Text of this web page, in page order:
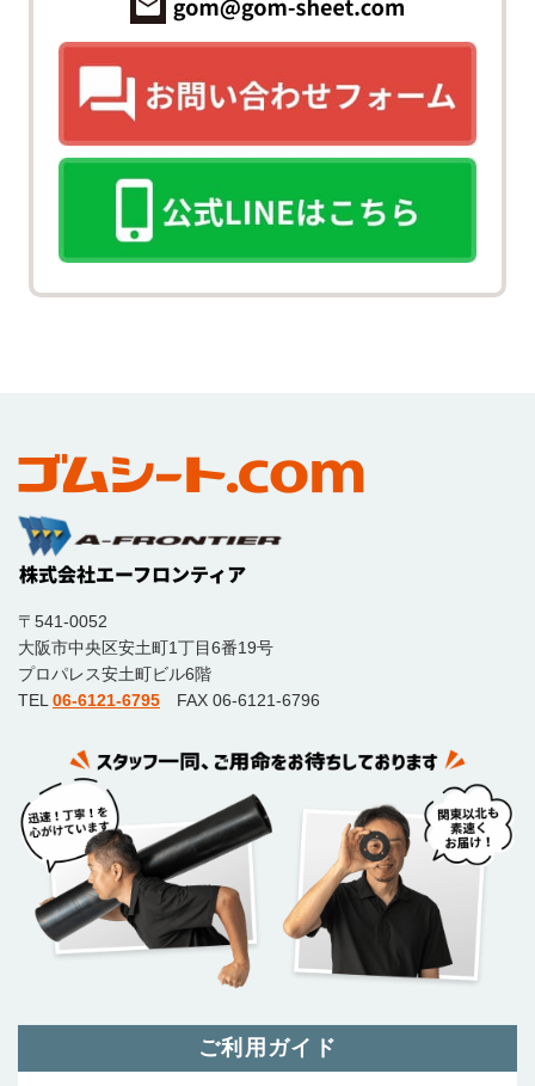
〒541-0052
大阪市中央区安土町1丁目6番19号
プロパレス安土町ビル6階
TEL 06-6121-6795 FAX 06-6121-6796
ご利用ガイド